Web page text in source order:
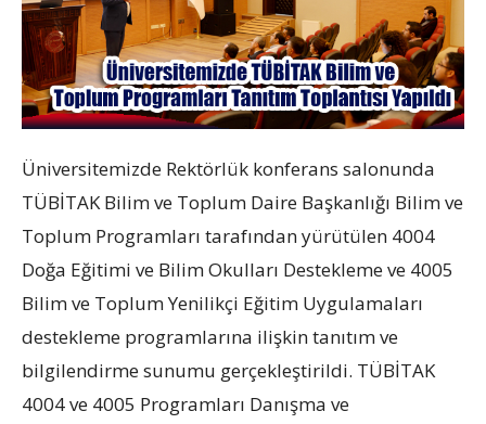
Üniversitemizde Rektörlük konferans salonunda
TÜBİTAK Bilim ve Toplum Daire Başkanlığı Bilim ve
Toplum Programları tarafından yürütülen 4004
Doğa Eğitimi ve Bilim Okulları Destekleme ve 4005
Bilim ve Toplum Yenilikçi Eğitim Uygulamaları
destekleme programlarına ilişkin tanıtım ve
bilgilendirme sunumu gerçekleştirildi. TÜBİTAK
4004 ve 4005 Programları Danışma ve